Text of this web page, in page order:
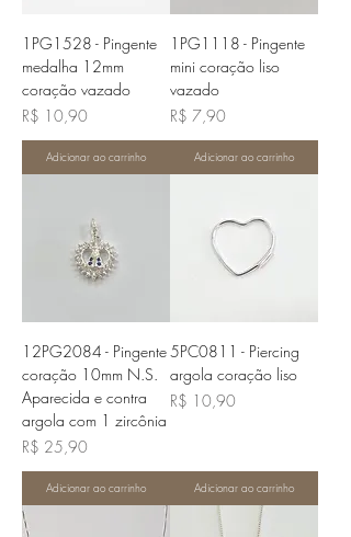
1PG1528 - Pingente
medalha 12mm
coração vazado
Preço
R$ 10,90
Adicionar ao carrinho
1PG1118 - Pingente
mini coração liso
vazado
Preço
R$ 7,90
Adicionar ao carrinho
12PG2084 - Pingente
coração 10mm N.S.
Aparecida e contra
argola com 1 zircônia
Preço
R$ 25,90
Adicionar ao carrinho
5PC0811 - Piercing
argola coração liso
Preço
R$ 10,90
Adicionar ao carrinho